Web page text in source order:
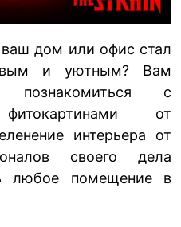
дом или офис стал
и уютным? Вам
познакомиться с
от
интерьера от
своего дела
любое помещение в